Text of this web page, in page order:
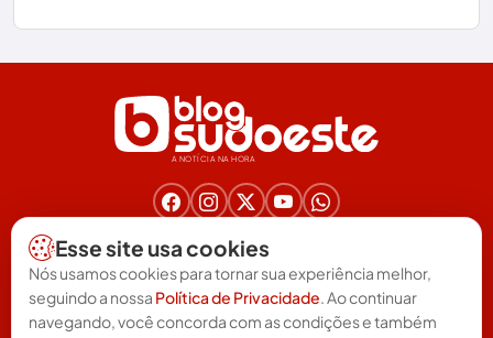
Eleições 2024
Encruzilhada
Érico Cardoso
Esportes
Feira da Mata
A NOTÍCIA NA HORA
(77) 3025-6571
redacao@blogsudoeste.com.br
Política de Privacidade| Termos de uso
Esse site usa cookies
Nós usamos cookies para tornar sua experiência melhor,
seguindo a nossa Política de Privacidade. Ao continuar
navegando, você concorda com as condições e também